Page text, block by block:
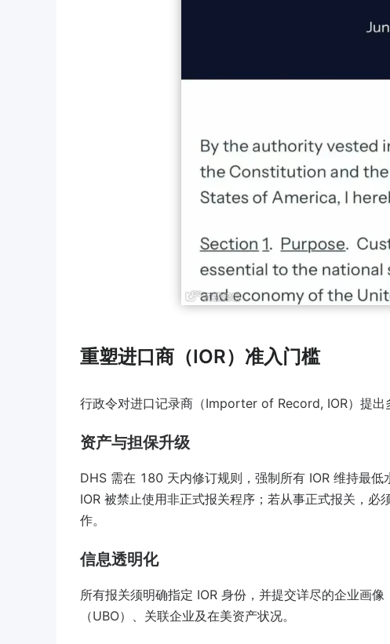
重塑进口商（IOR）准入门槛
行政令对进口记录商（Importer of Record, IOR）提出
资产与担保升级
DHS 需在 180 天内修订规则，强制所有 IOR 维持最
IOR 被禁止使用非正式报关程序；若从事正式报关，
作。
信息透明化
所有报关须明确指定 IOR 身份，并提交详尽的企业画
（UBO）、关联企业及在美资产状况。